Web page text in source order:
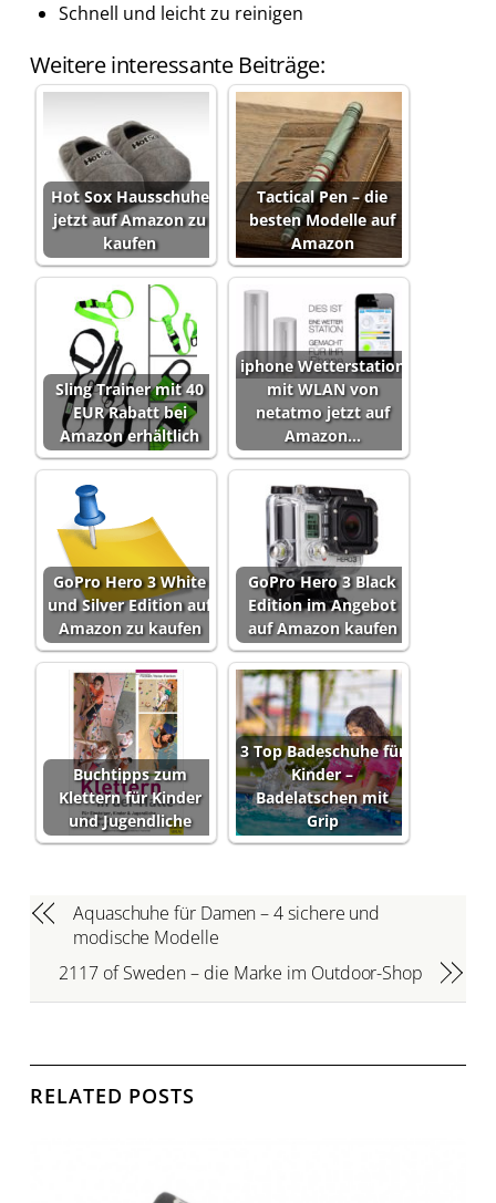
Schnell und leicht zu reinigen
Weitere interessante Beiträge:
Hot Sox Hausschuhe
jetzt auf Amazon zu
kaufen
Tactical Pen – die
besten Modelle auf
Amazon
Sling Trainer mit 40
EUR Rabatt bei
Amazon erhältlich
iphone Wetterstation
mit WLAN von
netatmo jetzt auf
Amazon…
GoPro Hero 3 White
und Silver Edition auf
Amazon zu kaufen
GoPro Hero 3 Black
Edition im Angebot
auf Amazon kaufen
Buchtipps zum
Klettern für Kinder
und Jugendliche
3 Top Badeschuhe für
Kinder –
Badelatschen mit
Grip
Aquaschuhe für Damen – 4 sichere und
modische Modelle
2117 of Sweden – die Marke im Outdoor-Shop
RELATED POSTS